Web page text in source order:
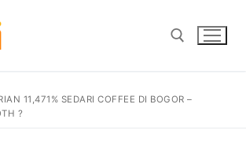
Search for:
11,471% SEDARI COFFEE DI BOGOR –
?